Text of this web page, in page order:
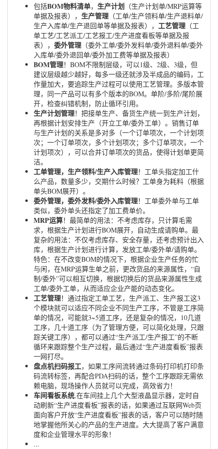
包括BOM物料清单， 生产计划 （生产计划单/MRP运算等
单据及报表）， 生产管理 （工单/生产领料单/生产退料单/
生产入库单/生产退回单等单据及报表）， 工艺管理 （工
单工艺/工艺派工/工艺报工/生产进度看板等单据及报
表）， 委外管理 （委外工单/委外发料单/委外退料单/委外
入库单/委外退回单/委外加工费等单据及报表）
BOM管理！BOM不限制层级，可以1级、2级、3级，但
建议层级越少越好，每多一级还就涉及半成品的编码，工
作量加大，要追踪生产过程可以使用工艺管理。多版本管
理，同一产品可以有多个版本的BOM。单阶/多阶/尾阶展
开，检查纠错机制，防止循环引用。
生产计划管理！把接单生产、备货生产统一到生产计划，
再根据计划安排生产（开立工单/委外工单）。销售订单
与生产计划的关系是多对多（一个订单项次，一个计划项
次；一个订单项次，多个计划项次；多个订单项次，一个
计划项次），可以合并订单项次的货品，使得计划单更简
洁。
工单管理，生产领料/生产入库管理！工单头指定加工什
么产品，数量多少，交期什么时候？工单身为耗料（根据
单头BOM展开）。
委外管理，委外发料/委外入库管理！工单委外单与工单
类似，委外单头还指定了加工费单价。
MRP运算！最简单的用法：不考虑库存，只计算毛需
求，根据生产计划进行BOM展开，自动生成请购单。最
复杂的用法：不仅考虑库存、安全存量，还考虑预计出入
库，根据生产计划进行计算，发放工单/委外单/请购单。
特色：在不改变BOM的情况下，根据企业生产任务的忙
与闲，在MRP运算生单之前，更改货品的来源属性，“自
制/委外”可以相互切换，根据切换后的货品来源属性生成
工单/委外工单，从而适应企业产能的动态变化。
工艺管理！通过指定工单工艺，生产派工、生产报工这3
个模块就可以适应不同企业不同生产工序，不管是工序简
单的情况，可能就3~5道工序，还是复杂的情况，10几道
工序，几十道工序（为了管理方便，可以简化处理，只跟
踪关键工序），都可以通过“生产派工/生产报工”的不断
循环来跟踪整个生产过程，最后通过“生产进度看板”报表
一网打尽。
盘点机扫码报工，如果工序间流转通过条码打印机打印条
码流转标签，再配合PDA扫码的话，整个工序跟踪无需依
赖电脑，现场操作人员就可以完成，高效省力！
车间看板系统,在车间挂上几个大型液晶显示器，定时自
动刷新“生产进度看板”报表的话，如果通过互联网Web页
面向客户开放“生产进度看板”报表的话，客户可以随时随
地掌握他所关心的产品的生产进度。大大提高了客户满意
度和企业管理水平的形象！
...